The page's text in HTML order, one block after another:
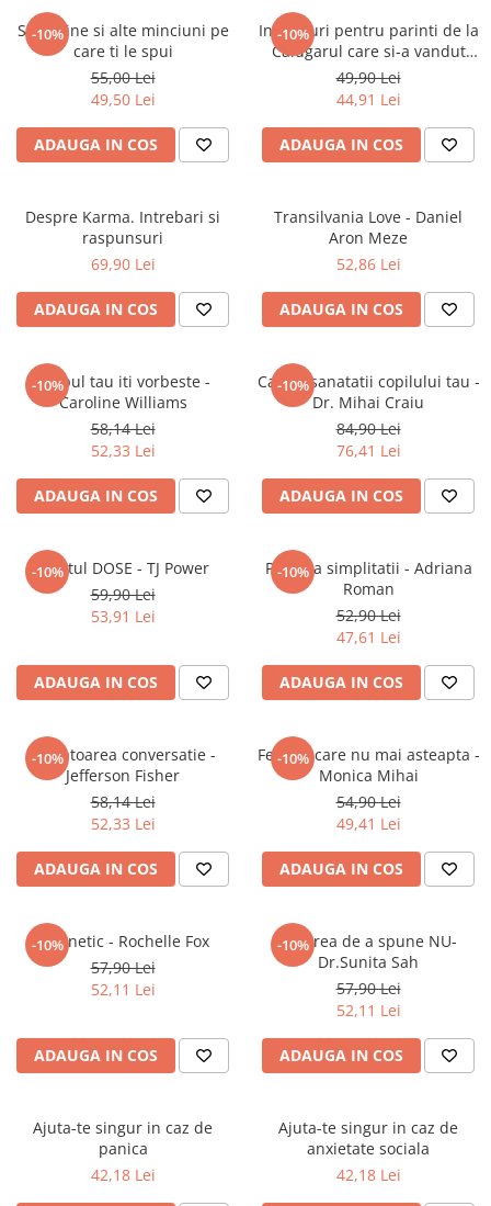
Audiobook
ReConnect
ScienceConnection
SelfHealing
Vindecare Spirituala
Senzatii/Thriller
SF & Fantasy
Teens Book Club
Umor
Instrumente si Truse Geometrie
Seturi scolare
Calculator
Consumabile & Accesorii
COLOREAZA CU PRIETENII
De colorat
Pot desena minunat
Sa coloram cu Nicol
Carti educative
Codul copiilor de succes
Clubul Premiantilor
Super pitici 2-5 ani
Dezvoltare personala
Enciclopedii
Legende istorice
Literatura Scolara
Elevi de 10 plus
Lecturi Scolare
Lumea Copilariei
Ma pregatesc pentru scoala
Clasa a II-a
Clasa a III-a
Clasa a IV-a
Clasa a V-a
Clasa a VI-a
Clasa a VII-a
Clasa a VIII-a
Clasa I
Limbi Straine
Povesti
Povesti ilustrate
Realitatea Augmentata
ScienceConnection
Puzzle-uri
Puzzle
Puzzle 3D Lemn
-10%
Sunt bine si alte minciuni pe
care ti le spui
55,00 Lei
49,50 Lei
ADAUGA IN COS
-10%
Invataturi pentru parinti de la
Calugarul care si-a vandut
Ferrari-ul
49,90 Lei
44,91 Lei
ADAUGA IN COS
Despre Karma. Intrebari si
raspunsuri
69,90 Lei
ADAUGA IN COS
Transilvania Love - Daniel
Aron Meze
52,86 Lei
ADAUGA IN COS
-10%
Corpul tau iti vorbeste -
Caroline Williams
58,14 Lei
52,33 Lei
ADAUGA IN COS
-10%
Cartea sanatatii copilului tau -
Dr. Mihai Craiu
84,90 Lei
76,41 Lei
ADAUGA IN COS
-10%
Efectul DOSE - TJ Power
59,90 Lei
53,91 Lei
ADAUGA IN COS
-10%
Puterea simplitatii - Adriana
Roman
52,90 Lei
47,61 Lei
ADAUGA IN COS
-10%
Urmatoarea conversatie -
Jefferson Fisher
58,14 Lei
52,33 Lei
ADAUGA IN COS
-10%
Femeia care nu mai asteapta -
Monica Mihai
54,90 Lei
49,41 Lei
ADAUGA IN COS
-10%
Magnetic - Rochelle Fox
57,90 Lei
52,11 Lei
ADAUGA IN COS
-10%
Puterea de a spune NU-
Dr.Sunita Sah
57,90 Lei
52,11 Lei
ADAUGA IN COS
Ajuta-te singur in caz de
panica
42,18 Lei
Ajuta-te singur in caz de
anxietate sociala
42,18 Lei